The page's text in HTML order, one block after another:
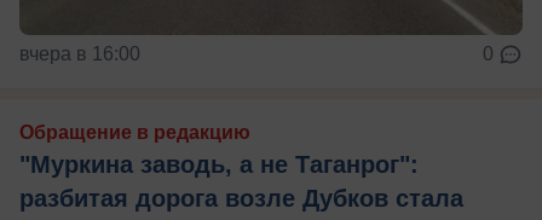
вчера в 16:00 0
Обращение в редакцию
"Муркина заводь, а не Таганрог":
разбитая дорога возле Дубков стала